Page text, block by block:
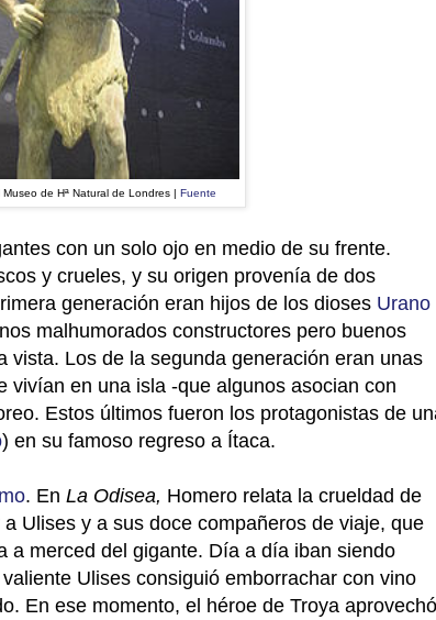
de Hª Natural de Londres | Fuente
con un solo ojo en medio de su frente.
y crueles, y su origen provenía de dos
generación eran hijos de los dioses Urano
malhumorados constructores pero buenos
vista. Los de la segunda generación eran unas
vivían en una isla -que algunos asocian con
Estos últimos fueron los protagonistas de
) en su famoso regreso a Ítaca.
. En La Odisea, Homero relata la crueldad de
Ulises y a sus doce compañeros de viaje, que
a merced del gigante. Día a día iban siendo
Ulises consiguió emborrachar con vino
En ese momento, el héroe de Troya aprovechó